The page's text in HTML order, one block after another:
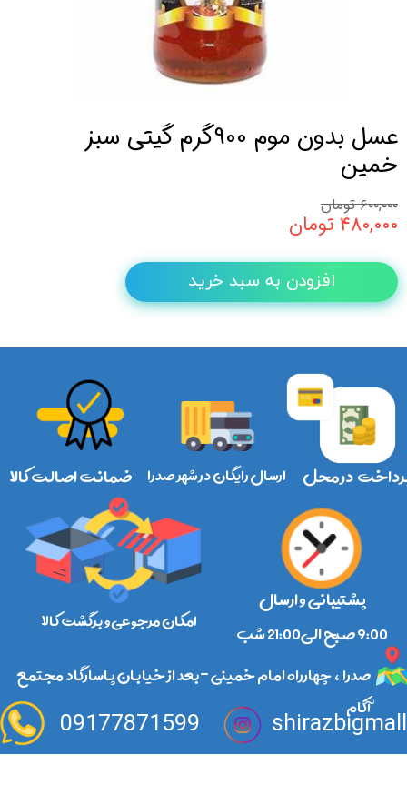
عسل بدون موم 900گرم گیتی سبز
خمین
۶۰۰,۰۰۰ تومان
۴۸۰,۰۰۰ تومان
افزودن به سبد خرید
ارسال رایگان در شهر صدرا در محل
امکان مرجوعی و برگشت کالا
ضمانت اصالت کالا
صدرا ، چهارراه امام خمینی -بعد از خیابان پاسارگاد مجتمع
آکام
09177871599
پشتیبانی و ارسال
​​​​​​​9:00 صبح الی21:00 شب